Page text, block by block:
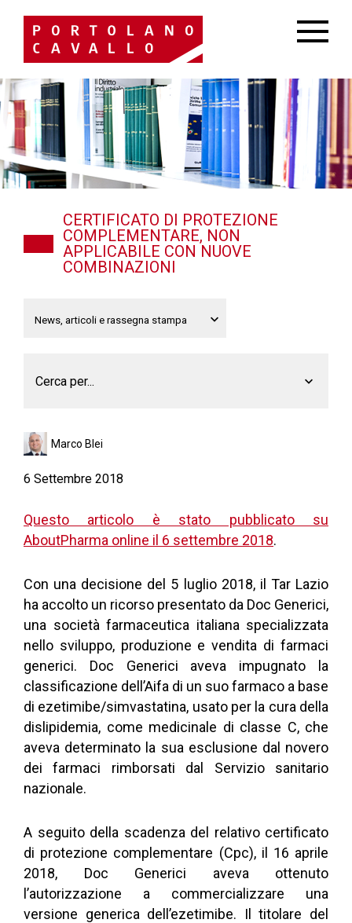
CERTIFICATO DI PROTEZIONE
COMPLEMENTARE, NON
APPLICABILE CON NUOVE
COMBINAZIONI
Cerca per...
Marco Blei
6 Settembre 2018
Questo articolo è stato pubblicato su
AboutPharma online il 6 settembre 2018.
Con una decisione del 5 luglio 2018, il Tar Lazio
ha accolto un ricorso presentato da Doc Generici,
una società farmaceutica italiana specializzata
nello sviluppo, produzione e vendita di farmaci
generici. Doc Generici aveva impugnato la
classificazione dell’Aifa di un suo farmaco a base
di ezetimibe/simvastatina, usato per la cura della
dislipidemia, come medicinale di classe C, che
aveva determinato la sua esclusione dal novero
dei farmaci rimborsati dal Servizio sanitario
nazionale.
A seguito della scadenza del relativo certificato
di protezione complementare (Cpc), il 16 aprile
2018, Doc Generici aveva ottenuto
l’autorizzazione a commercializzare una
versione generica dell’ezetimibe. Il titolare del